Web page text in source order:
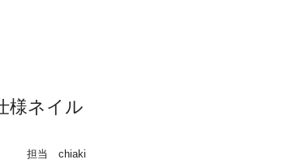
様ネイル
担当 chiaki